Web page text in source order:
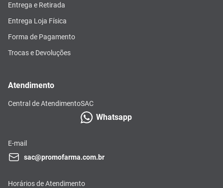
Entrega e Retirada
Entrega Loja Física
Forma de Pagamento
Trocas e Devoluções
Atendimento
Central de AtendimentoSAC
Whatsapp
E-mail
sac@promofarma.com.br
Horários de Atendimento